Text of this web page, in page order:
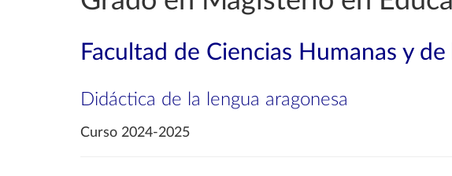
Facultad de Ciencias Humanas y
Didáctica de la lengua aragonesa
Curso 2024-2025